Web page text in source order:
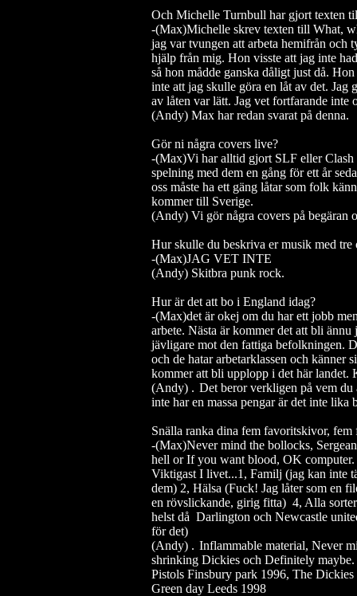
Och Michelle Turnbull har gjort texten
-(Max)Michelle skrev texten till What,
jag var tvungen att arbeta hemifrån och
hjälp från mig. Hon visste att jag inte
så hon mådde ganska dåligt just då.
inte att jag skulle göra en låt av det. Jag
av låten var lätt. Jag vet fortfarande inte
(Andy) Max har redan svarat på denna.
Gör ni några covers live?
-(Max)Vi har alltid gjort SLF eller Clash
spelning med dem en gång för ett år
oss måste ha ett gäng låtar som folk
kommer till Sverige.
(Andy) Vi gör några covers på
Hur skulle du beskriva er musik med tre
-(Max)JAG VET INTE
(Andy) Skitbra punk rock.
Hur är det att bo i England idag?
-(Max)det är okej om du har ett jobb
arbete. Nästa är kommer det att bli
jävligare mot den fattiga befolkningen.
och de hatar arbetarklassen och känner
kommer att bli upplopp i det här landet.
(Andy) . Det beror verkligen på vem du
inte har en massa pengar är det inte lika
Snälla ranka dina fem favoritskivor,
-(Max)Never mind the bollocks,
hell or If you want blood, OK computer.
Viktigast I livet...1, Familj (jag kan inte
dem) 2, Hälsa (Fuck! Jag låter som en
en rövslickande, girig fitta) 4, Alla
helst då Darlington och Newcastle
för det)
(Andy) . Inflammable material, Never
shrinking Dickies och Definitely
Pistols Finsbury park 1996, The
Green day Leeds 1998